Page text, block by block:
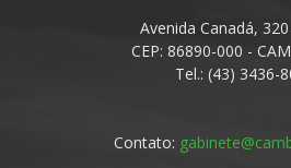
Avenida Canadá,
CEP: 86890-000 -
Tel.: (43) 3436-
Contato: